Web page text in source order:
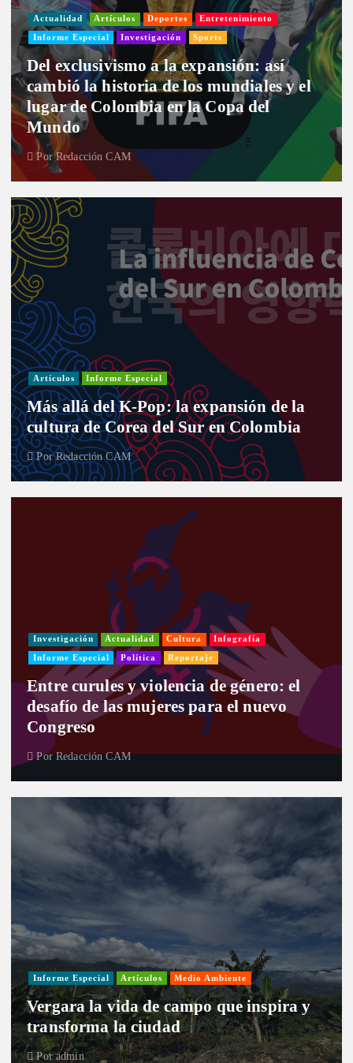
Actualidad Artículos Deportes Entretenimiento
Informe Especial Investigación Sports
Del exclusivismo a la expansión: así
cambió la historia de los mundiales y el
lugar de Colombia en la Copa del
Mundo
PorRedacción CAM
Artículos Informe Especial
Más allá del K-Pop: la expansión de la
cultura de Corea del Sur en Colombia
PorRedacción CAM
Investigación Actualidad Cultura Infografía
Informe Especial Política Reportaje
Entre curules y violencia de género: el
desafío de las mujeres para el nuevo
Congreso
PorRedacción CAM
Informe Especial Artículos Medio Ambiente
Vergara la vida de campo que inspira y
transforma la ciudad
Poradmin